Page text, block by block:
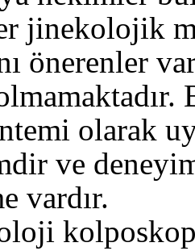
jinekolojik
önerenler
olarak
ve
vardır.